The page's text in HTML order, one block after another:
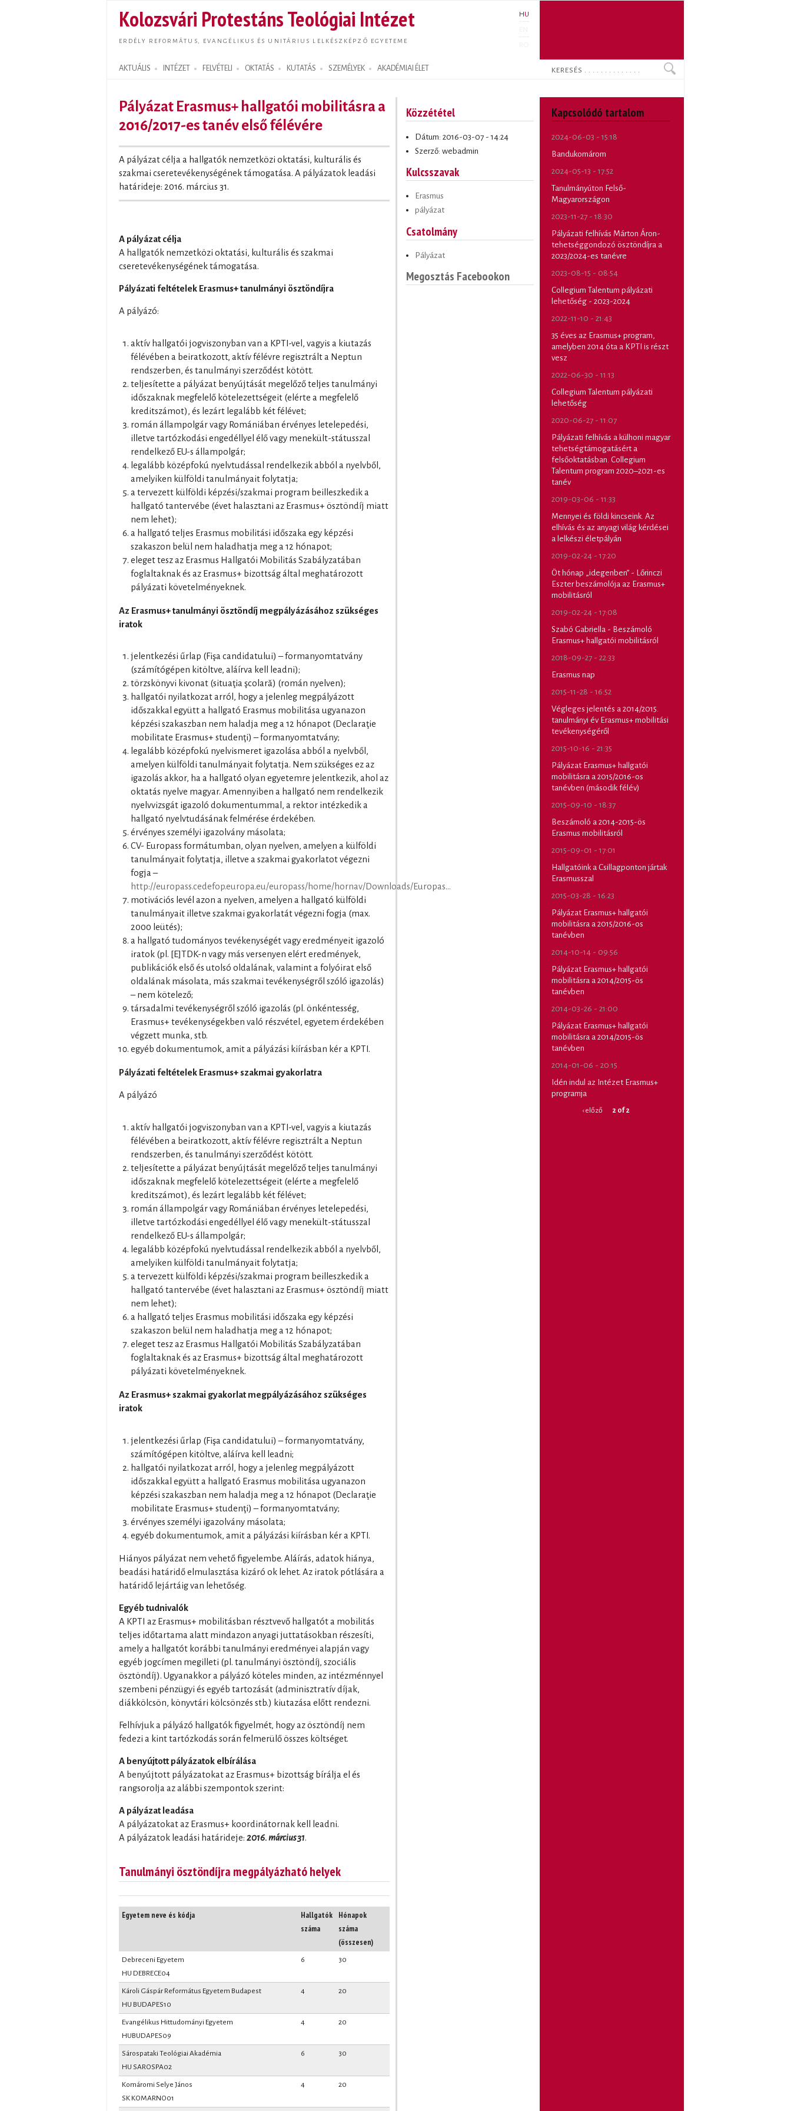
tartalomra
Kolozsvári Protestáns Teológiai Intézet
ERDÉLY REFORMÁTUS, EVANGÉLIKUS ÉS UNITÁRIUS LELKÉSZKÉPZŐ EGYETEME
HU
AKTUÁLIS INTÉZET FELVÉTELI OKTATÁS KUTATÁS SZEMÉLYEK AKADÉMIAI ÉLET
Search form
Keresés
Pályázat Erasmus+ hallgatói mobilitásra a
2016/2017-es tanév első félévére
A pályázat célja a hallgatók nemzetközi oktatási, kulturális és
szakmai cseretevékenységének támogatása. A pályázatok leadási
határideje: 2016. március 31.
A pályázat célja
A hallgatók nemzetközi oktatási, kulturális és szakmai
cseretevékenységének támogatása.
Pályázati feltételek Erasmus+ tanulmányi ösztöndíjra
A pályázó:
aktív hallgatói jogviszonyban van a KPTI-vel, vagyis a kiutazás
félévében a beiratkozott, aktív félévre regisztrált a Neptun
rendszerben, és tanulmányi szerződést kötött.
teljesítette a pályázat benyújtását megelőző teljes tanulmányi
időszaknak megfelelő kötelezettségeit (elérte a megfelelő
kreditszámot), és lezárt legalább két félévet;
román állampolgár vagy Romániában érvényes letelepedési,
illetve tartózkodási engedéllyel élő vagy menekült-státusszal
rendelkező EU-s állampolgár;
legalább középfokú nyelvtudással rendelkezik abból a nyelvből,
amelyiken külföldi tanulmányait folytatja;
a tervezett külföldi képzési/szakmai program beilleszkedik a
hallgató tantervébe (évet halasztani az Erasmus+ ösztöndíj miatt
nem lehet);
a hallgató teljes Erasmus mobilitási időszaka egy képzési
szakaszon belül nem haladhatja meg a 12 hónapot;
eleget tesz az Erasmus Hallgatói Mobilitás Szabályzatában
foglaltaknak és az Erasmus+ bizottság által meghatározott
pályázati követelményeknek.
Az Erasmus+ tanulmányi ösztöndíj megpályázásához szükséges
iratok
jelentkezési űrlap (Fişa candidatului) – formanyomtatvány
(számítógépen kitöltve, aláírva kell leadni);
törzskönyvi kivonat (situaţia şcolară) (román nyelven);
hallgatói nyilatkozat arról, hogy a jelenleg megpályázott
időszakkal együtt a hallgató Erasmus mobilitása ugyanazon
képzési szakaszban nem haladja meg a 12 hónapot (Declaraţie
mobilitate Erasmus+ studenţi) – formanyomtatvány;
legalább középfokú nyelvismeret igazolása abból a nyelvből,
amelyen külföldi tanulmányait folytatja. Nem szükséges ez az
igazolás akkor, ha a hallgató olyan egyetemre jelentkezik, ahol az
oktatás nyelve magyar. Amennyiben a hallgató nem rendelkezik
nyelvvizsgát igazoló dokumentummal, a rektor intézkedik a
hallgató nyelvtudásának felmérése érdekében.
érvényes személyi igazolvány másolata;
CV- Europass formátumban, olyan nyelven, amelyen a külföldi
tanulmányait folytatja, illetve a szakmai gyakorlatot végezni
fogja –
http://europass.cedefop.europa.eu/europass/home/hornav/Downloads/Europas...
motivációs levél azon a nyelven, amelyen a hallgató külföldi
tanulmányait illetve szakmai gyakorlatát végezni fogja (max.
2000 leütés);
a hallgató tudományos tevékenységét vagy eredményeit igazoló
iratok (pl. [E]TDK-n vagy más versenyen elért eredmények,
publikációk első és utolsó oldalának, valamint a folyóirat első
oldalának másolata, más szakmai tevékenységről szóló igazolás)
– nem kötelező;
társadalmi tevékenységről szóló igazolás (pl. önkéntesség,
Erasmus+ tevékenységekben való részvétel, egyetem érdekében
végzett munka, stb.
egyéb dokumentumok, amit a pályázási kiírásban kér a KPTI.
Pályázati feltételek Erasmus+ szakmai gyakorlatra
A pályázó
aktív hallgatói jogviszonyban van a KPTI-vel, vagyis a kiutazás
félévében a beiratkozott, aktív félévre regisztrált a Neptun
rendszerben, és tanulmányi szerződést kötött.
teljesítette a pályázat benyújtását megelőző teljes tanulmányi
időszaknak megfelelő kötelezettségeit (elérte a megfelelő
kreditszámot), és lezárt legalább két félévet;
román állampolgár vagy Romániában érvényes letelepedési,
illetve tartózkodási engedéllyel élő vagy menekült-státusszal
rendelkező EU-s állampolgár;
legalább középfokú nyelvtudással rendelkezik abból a nyelvből,
amelyiken külföldi tanulmányait folytatja;
a tervezett külföldi képzési/szakmai program beilleszkedik a
hallgató tantervébe (évet halasztani az Erasmus+ ösztöndíj miatt
nem lehet);
a hallgató teljes Erasmus mobilitási időszaka egy képzési
szakaszon belül nem haladhatja meg a 12 hónapot;
eleget tesz az Erasmus Hallgatói Mobilitás Szabályzatában
foglaltaknak és az Erasmus+ bizottság által meghatározott
pályázati követelményeknek.
Az Erasmus+ szakmai gyakorlat megpályázásához szükséges
iratok
jelentkezési űrlap (Fişa candidatului) – formanyomtatvány,
számítógépen kitöltve, aláírva kell leadni;
hallgatói nyilatkozat arról, hogy a jelenleg megpályázott
időszakkal együtt a hallgató Erasmus mobilitása ugyanazon
képzési szakaszban nem haladja meg a 12 hónapot (Declaraţie
mobilitate Erasmus+ studenţi) – formanyomtatvány;
érvényes személyi igazolvány másolata;
egyéb dokumentumok, amit a pályázási kiírásban kér a KPTI.
Hiányos pályázat nem vehető figyelembe. Aláírás, adatok hiánya,
beadási határidő elmulasztása kizáró ok lehet. Az iratok pótlására a
határidő lejártáig van lehetőség.
Egyéb tudnivalók
A KPTI az Erasmus+ mobilitásban résztvevő hallgatót a mobilitás
teljes időtartama alatt mindazon anyagi juttatásokban részesíti,
amely a hallgatót korábbi tanulmányi eredményei alapján vagy
egyéb jogcímen megilleti (pl. tanulmányi ösztöndíj, szociális
ösztöndíj). Ugyanakkor a pályázó köteles minden, az intézménnyel
szembeni pénzügyi és egyéb tartozását (adminisztratív díjak,
diákkölcsön, könyvtári kölcsönzés stb.) kiutazása előtt rendezni.
Felhívjuk a pályázó hallgatók figyelmét, hogy az ösztöndíj nem
fedezi a kint tartózkodás során felmerülő összes költséget.
A benyújtott pályázatok elbírálása
A benyújtott pályázatokat az Erasmus+ bizottság bírálja el és
rangsorolja az alábbi szempontok szerint:
A pályázat leadása
A pályázatokat az Erasmus+ koordinátornak kell leadni.
A pályázatok leadási határideje: 2016. március 31.
Tanulmányi ösztöndíjra megpályázható helyek
Egyetem neve és kódja
Hallgatók
száma
Hónapok
száma
(összesen)
Debreceni Egyetem
HU DEBRECE04
6 30
Károli Gáspár Református Egyetem Budapest
HU BUDAPES10
4 20
Evangélikus Hittudományi Egyetem
HUBUDAPES09
4 20
Sárospataki Teológiai Akadémia
HU SAROSPA02
6 30
Komáromi Selye János
SK KOMARNO01
4 20
Közzététel
Dátum: 2016-03-07 - 14:24
Szerző: webadmin
Kulcsszavak
Erasmus
pályázat
Csatolmány
Pályázat
Megosztás Facebookon
Kapcsolódó tartalom
2024-06-03 - 15:18
Bandukomárom
2024-05-13 - 17:52
Tanulmányúton Felső-
Magyarországon
2023-11-27 - 18:30
Pályázati felhívás Márton Áron-
tehetséggondozó ösztöndíjra a
2023/2024-es tanévre
2023-08-15 - 08:54
Collegium Talentum pályázati
lehetőség - 2023-2024
2022-11-10 - 21:43
35 éves az Erasmus+ program,
amelyben 2014 óta a KPTI is részt
vesz
2022-06-30 - 11:13
Collegium Talentum pályázati
lehetőség
2020-06-27 - 11:07
Pályázati felhívás a külhoni magyar
tehetségtámogatásért a
felsőoktatásban. Collegium
Talentum program 2020–2021-es
tanév
2019-03-06 - 11:33
Mennyei és földi kincseink. Az
elhívás és az anyagi világ kérdései
a lelkészi életpályán
2019-02-24 - 17:20
Öt hónap „idegenben” - Lőrinczi
Eszter beszámolója az Erasmus+
mobilitásról
2019-02-24 - 17:08
Szabó Gabriella - Beszámoló
Erasmus+ hallgatói mobilitásról
2018-09-27 - 22:33
Erasmus nap
2015-11-28 - 16:52
Végleges jelentés a 2014/2015.
tanulmányi év Erasmus+ mobilitási
tevékenységéről
2015-10-16 - 21:35
Pályázat Erasmus+ hallgatói
mobilitásra a 2015/2016-os
tanévben (második félév)
2015-09-10 - 18:37
Beszámoló a 2014-2015-ös
Erasmus mobilitásról
2015-09-01 - 17:01
Hallgatóink a Csillagponton jártak
Erasmusszal
2015-03-28 - 16:23
Pályázat Erasmus+ hallgatói
mobilitásra a 2015/2016-os
tanévben
2014-10-14 - 09:56
Pályázat Erasmus+ hallgatói
mobilitásra a 2014/2015-ös
tanévben
2014-03-26 - 21:00
Pályázat Erasmus+ hallgatói
mobilitásra a 2014/2015-ös
tanévben
2014-01-06 - 20:15
Idén indul az Intézet Erasmus+
programja
‹ előző 2 of 2